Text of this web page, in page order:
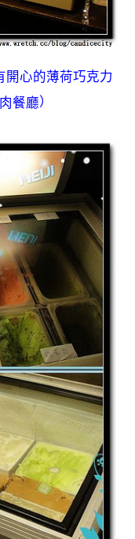
開心的薄荷巧克力
）